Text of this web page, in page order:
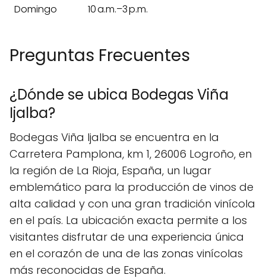
Domingo
10 a.m.–3 p.m.
Preguntas Frecuentes
¿Dónde se ubica Bodegas Viña
Ijalba?
Bodegas Viña Ijalba se encuentra en la
Carretera Pamplona, km 1, 26006 Logroño, en
la región de La Rioja, España, un lugar
emblemático para la producción de vinos de
alta calidad y con una gran tradición vinícola
en el país. La ubicación exacta permite a los
visitantes disfrutar de una experiencia única
en el corazón de una de las zonas vinícolas
más reconocidas de España.